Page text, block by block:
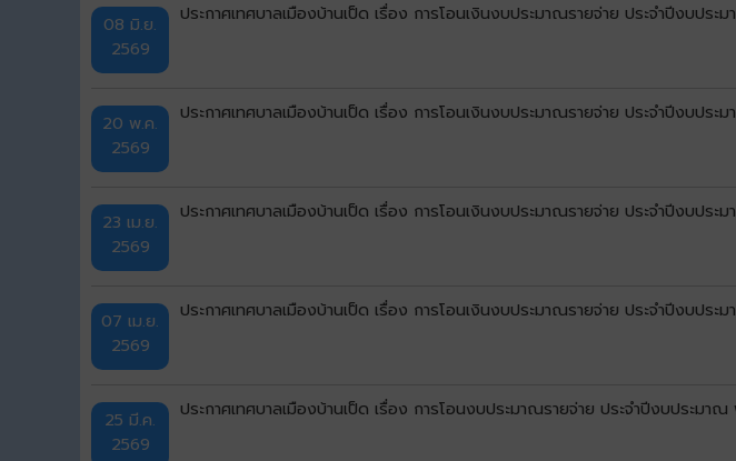
08 มิ.ย.
2569
ประกาศเทศบาลเมืองบ้านเป็ด เรื่อง การโอนเงินงบประมาณรายจ่าย ประจำปีงบปร
20 พ.ค.
2569
ประกาศเทศบาลเมืองบ้านเป็ด เรื่อง การโอนเงินงบประมาณรายจ่าย ประจำปีงบปร
23 เม.ย.
2569
ประกาศเทศบาลเมืองบ้านเป็ด เรื่อง การโอนเงินงบประมาณรายจ่าย ประจำปีงบปร
07 เม.ย.
2569
ประกาศเทศบาลเมืองบ้านเป็ด เรื่อง การโอนเงินงบประมาณรายจ่าย ประจำปีงบปร
25 มี.ค.
2569
ประกาศเทศบาลเมืองบ้านเป็ด เรื่อง การโอนงบประมาณรายจ่าย ประจำปีงบประมา